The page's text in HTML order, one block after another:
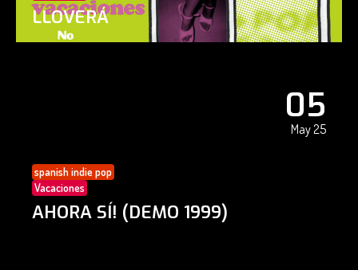
LLOVERÁ
05
May 25
spanish indie pop
Vacaciones
AHORA SÍ! (DEMO 1999)